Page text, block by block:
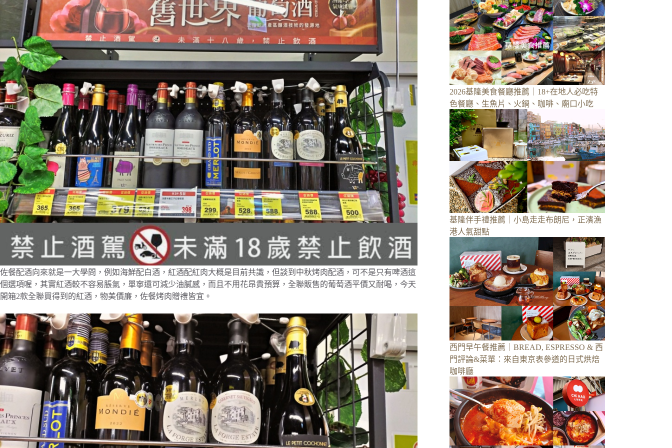
佐餐配酒向來就是一大學問，例如海鮮配白酒，紅酒配紅肉大概是目前共識，但談到中秋烤肉配酒，可不是只有啤酒這
個選項喔，其實紅酒較不容易脹氣，單寧還可減少油膩感，而且不用花昂貴預算，全聯販售的葡萄酒平價又耐喝，今天
開箱2款全聯買得到的紅酒，物美價廉，佐餐烤肉贈禮皆宜。
2026基隆美食餐廳推薦｜18+在地人必吃特
色餐廳、生魚片、火鍋、咖啡、廟口小吃
基隆伴手禮推薦｜小島走走布朗尼，正濱漁
港人氣甜點
西門早午餐推薦｜BREAD, ESPRESSO & 西
門評論&菜單：來自東京表參道的日式烘焙
咖啡廳